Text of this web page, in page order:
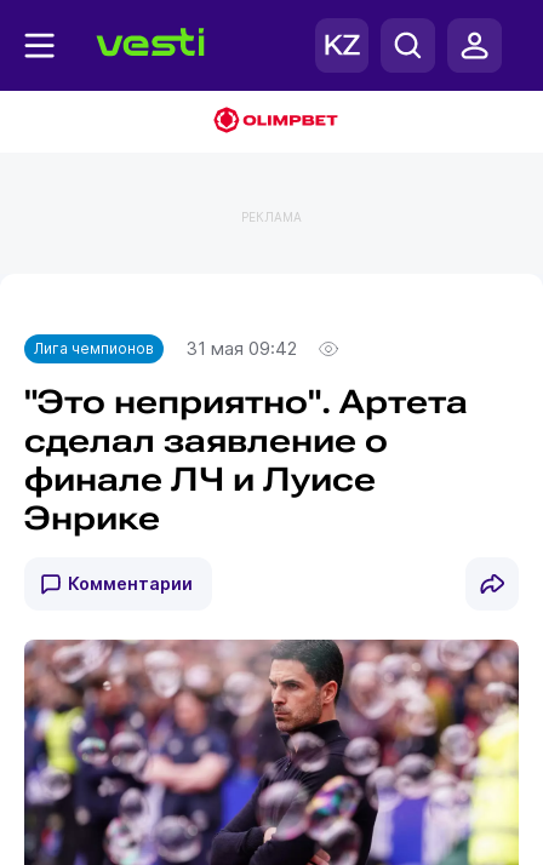
РЕКЛАМА
Лига чемпионов 31 мая 09:42
"Это неприятно". Артета
сделал заявление о
финале ЛЧ и Луисе
Энрике
Комментарии